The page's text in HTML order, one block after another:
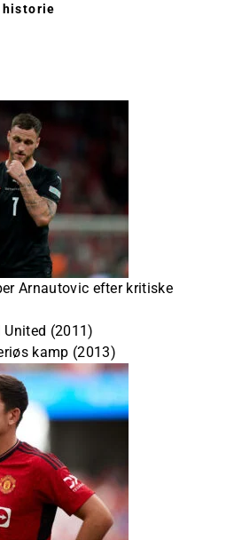
historie
Arnautovic efter kritiske
(2011)
kamp (2013)